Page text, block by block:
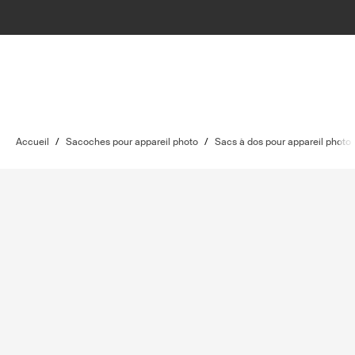
Accueil / Sacoches pour appareil photo / Sacs à dos pour appareil photo